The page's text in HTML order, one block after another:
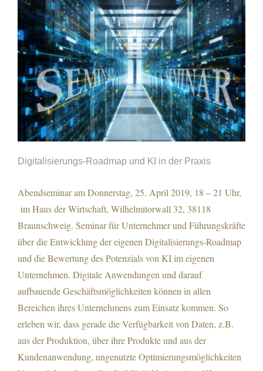
Digitalisierungs-Roadmap und KI in der
Praxis
Digitalisierungs-Roadmap und KI in der Praxis
Abendseminar am Donnerstag, 25. April 2019, 18 – 21 Uhr,
im Haus der Wirtschaft, Wilhelmitorwall 32, 38118
Braunschweig. Seminar für Unternehmer und Führungskräfte
über die Entwicklung der eigenen Digitalisierungs-Roadmap
und die Bewertung des Potenzials von KI im eigenen
Unternehmen. Digitale Anwendungen und darauf
aufbauende Geschäftsmöglichkeiten können in allen
Bereichen ihres Unternehmens zum Einsatz kommen. So
erleben wir, dass gerade die Verfügbarkeit von Daten, z.B.
aus der Produktion, über ihre Produkte und aus der
Kundenanwendung, ungenutzte Optimierungsmöglichkeiten